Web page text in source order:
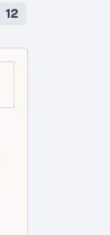
12